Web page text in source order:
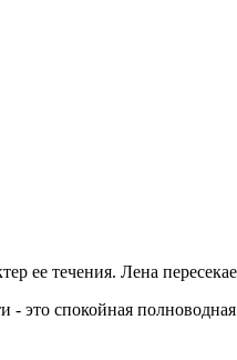
ее течения. Лена
это спокойная